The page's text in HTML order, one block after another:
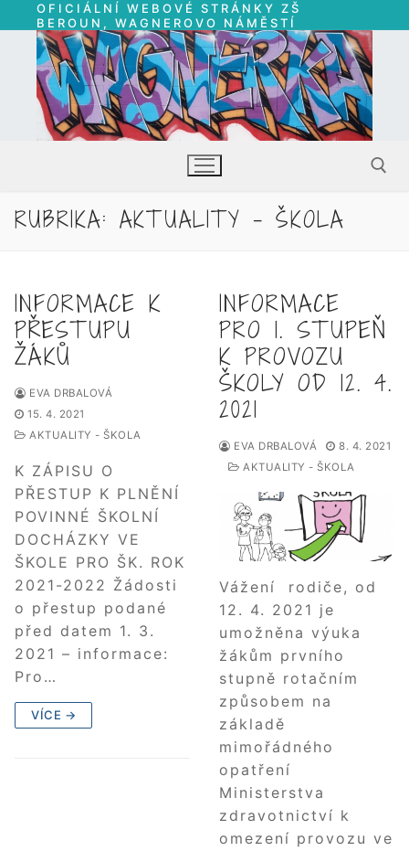
Přeskočit
na
obsah
OFICIÁLNÍ WEBOVÉ STRÁNKY ZŠ
BEROUN, WAGNEROVO NÁMĚSTÍ
RUBRIKA: AKTUALITY – ŠKOLA
INFORMACE K
PŘESTUPU
ŽÁKŮ
EVA DRBALOVÁ
15. 4. 2021
AKTUALITY - ŠKOLA
K ZÁPISU O
PŘESTUP K PLNĚNÍ
POVINNÉ ŠKOLNÍ
DOCHÁZKY VE
ŠKOLE PRO ŠK. ROK
2021-2022 Žádosti
o přestup podané
před datem 1. 3.
2021 – informace:
Pro…
VÍCE →
INFORMACE
PRO 1. STUPEŇ
K PROVOZU
ŠKOLY OD 12. 4.
2021
EVA DRBALOVÁ
8. 4. 2021
AKTUALITY - ŠKOLA
Vážení rodiče, od
12. 4. 2021 je
umožněna výuka
žákům prvního
stupně rotačním
způsobem na
základě
mimořádného
opatření
Ministerstva
zdravotnictví k
omezení provozu ve